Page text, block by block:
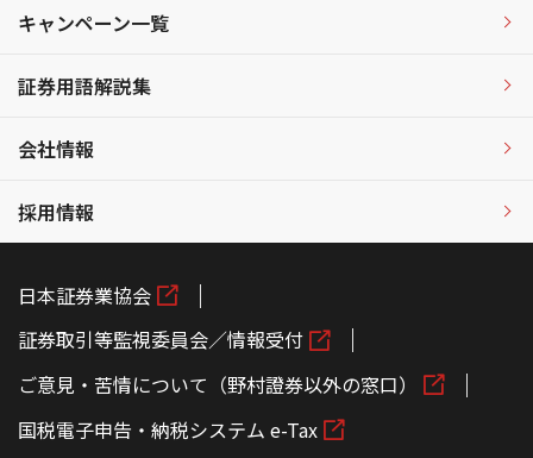
キャンペーン一覧
証券用語解説集
会社情報
採用情報
日本証券業協会
証券取引等監視委員会／情報受付
ご意見・苦情について（野村證券以外の窓口）
国税電子申告・納税システム e-Tax